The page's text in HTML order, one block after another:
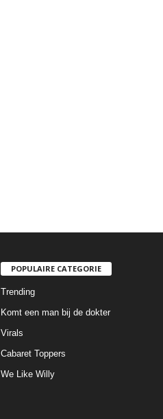
POPULAIRE CATEGORIE
Trending
Komt een man bij de dokter
Virals
Cabaret Toppers
We Like Willy